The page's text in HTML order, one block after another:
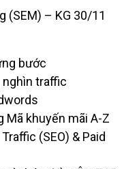
(SEM) – KG 30/11
bước
nghìn traffic
Mã khuyến mãi A-Z
(SEO) & Paid